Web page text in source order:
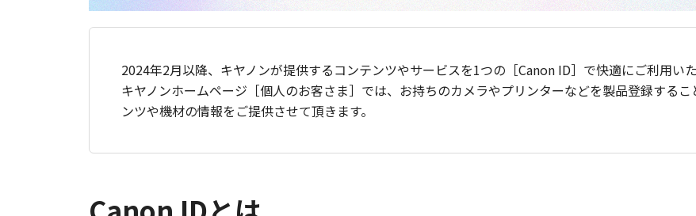
2024年2月以降、キヤノンが提供するコンテンツやサービスを1つの［Canon ID］で快適にご利用い
キヤノンホームページ［個人のお客さま］では、お持ちのカメラやプリンターなどを製品登録する
ンツや機材の情報をご提供させて頂きます。